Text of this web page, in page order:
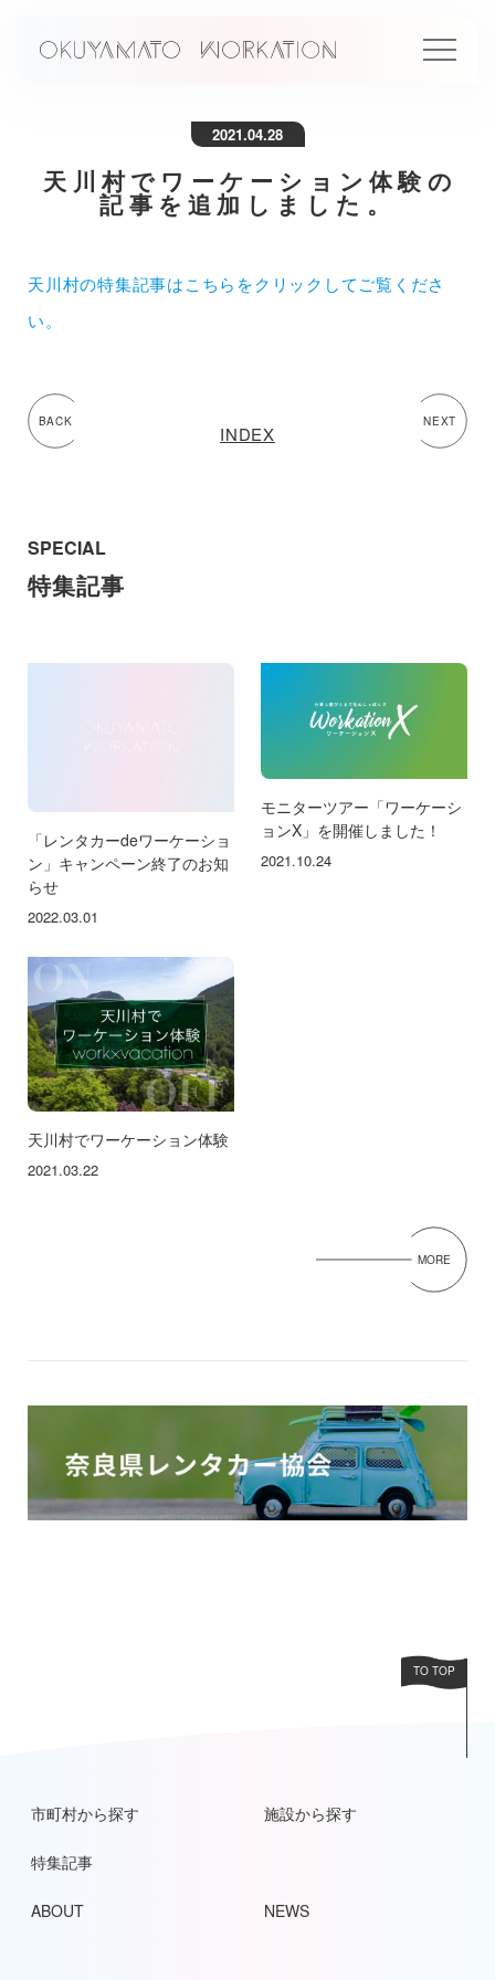
2021.04.28
天川村でワーケーション体験の
記事を追加しました。
天川村の特集記事はこちらをクリックしてご覧くださ
い。
BACK
INDEX
NEXT
SPECIAL
特集記事
「レンタカーdeワーケーショ
ン」キャンペーン終了のお知
らせ
2022.03.01
モニターツアー「ワーケーシ
ョンX」を開催しました！
2021.10.24
天川村でワーケーション体験
2021.03.22
MORE
TO TOP
市町村から探す 施設から探す
特集記事
ABOUT NEWS